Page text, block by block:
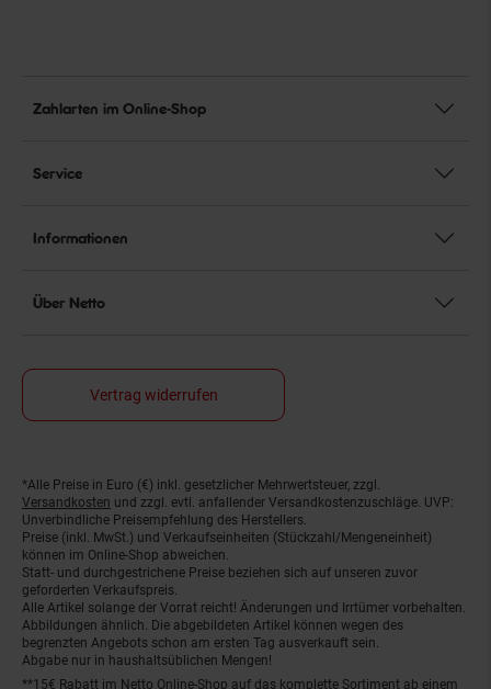
Zahlarten im Online-Shop
Service
Informationen
Über Netto
Vertrag widerrufen
Fußnoten
*Alle Preise in Euro (€) inkl. gesetzlicher Mehrwertsteuer, zzgl.
Versandkosten und zzgl. evtl. anfallender Versandkostenzuschläge. UVP:
Unverbindliche Preisempfehlung des Herstellers.
Preise (inkl. MwSt.) und Verkaufseinheiten (Stückzahl/Mengeneinheit)
können im Online-Shop abweichen.
Statt- und durchgestrichene Preise beziehen sich auf unseren zuvor
geforderten Verkaufspreis.
Alle Artikel solange der Vorrat reicht! Änderungen und Irrtümer vorbehalten.
Abbildungen ähnlich. Die abgebildeten Artikel können wegen des
begrenzten Angebots schon am ersten Tag ausverkauft sein.
Abgabe nur in haushaltsüblichen Mengen!
**15€ Rabatt im Netto Online-Shop auf das komplette Sortiment ab einem